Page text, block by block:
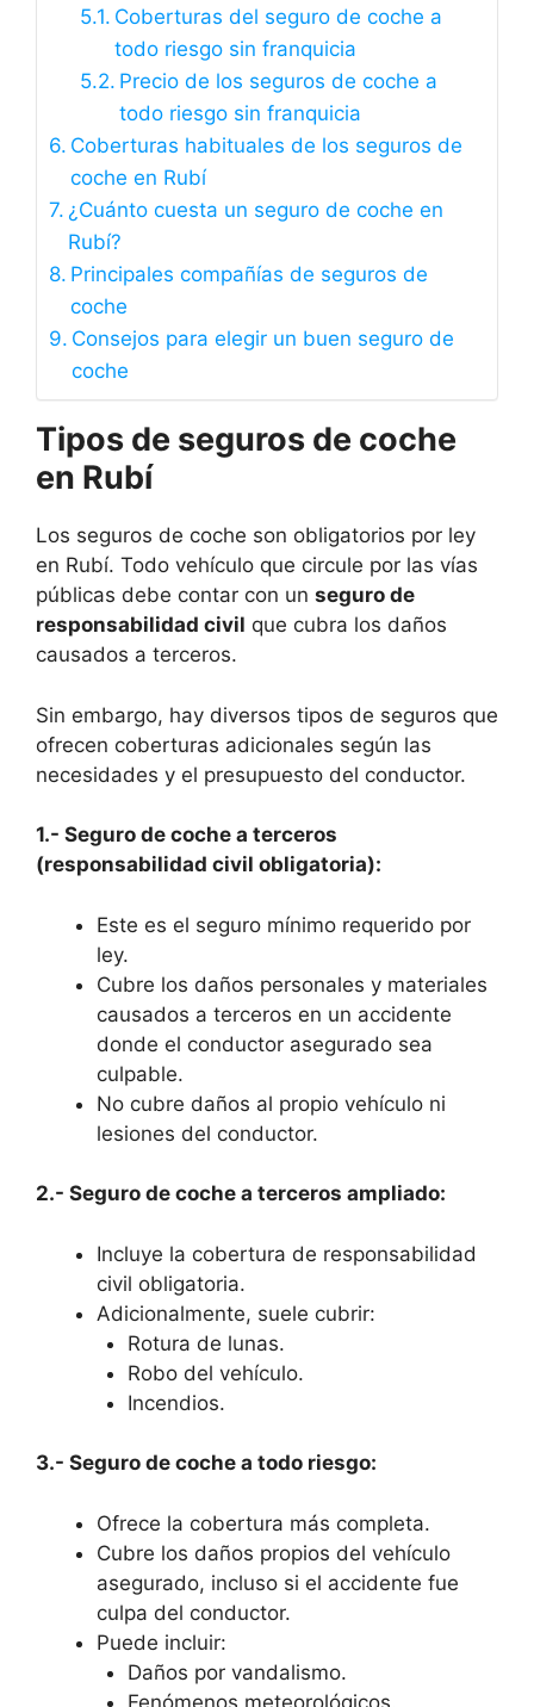
Coberturas del seguro de coche a
todo riesgo sin franquicia
Precio de los seguros de coche a
todo riesgo sin franquicia
Coberturas habituales de los seguros de
coche en Rubí
¿Cuánto cuesta un seguro de coche en
Rubí?
Principales compañías de seguros de
coche
Consejos para elegir un buen seguro de
coche
Tipos de seguros de coche
en Rubí
Los seguros de coche son obligatorios por ley
en Rubí. Todo vehículo que circule por las vías
públicas debe contar con un seguro de
responsabilidad civil que cubra los daños
causados a terceros.
Sin embargo, hay diversos tipos de seguros que
ofrecen coberturas adicionales según las
necesidades y el presupuesto del conductor.
1.- Seguro de coche a terceros
(responsabilidad civil obligatoria):
Este es el seguro mínimo requerido por
ley.
Cubre los daños personales y materiales
causados a terceros en un accidente
donde el conductor asegurado sea
culpable.
No cubre daños al propio vehículo ni
lesiones del conductor.
2.- Seguro de coche a terceros ampliado:
Incluye la cobertura de responsabilidad
civil obligatoria.
Adicionalmente, suele cubrir:
Rotura de lunas.
Robo del vehículo.
Incendios.
3.- Seguro de coche a todo riesgo:
Ofrece la cobertura más completa.
Cubre los daños propios del vehículo
asegurado, incluso si el accidente fue
culpa del conductor.
Puede incluir:
Daños por vandalismo.
Fenómenos meteorológicos.